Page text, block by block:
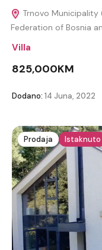
Trnovo Municipality
Federation of Bosnia
Villa
825,000KM
Dodano: 14 Juna, 2022
Prodaja Istaknuto